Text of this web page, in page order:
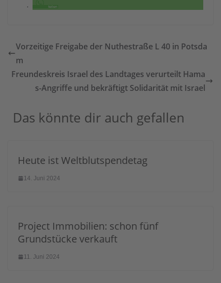
teilen
Vorzeitige Freigabe der Nuthestraße L 40 in Potsda
m
Freundeskreis Israel des Landtages verurteilt Hama
s-Angriffe und bekräftigt Solidarität mit Israel
Das könnte dir auch gefallen
Heute ist Weltblutspendetag
14. Juni 2024
Project Immobilien: schon fünf
Grundstücke verkauft
11. Juni 2024